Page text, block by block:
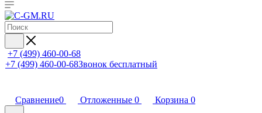
+7 (499) 460-00-68
+7 (499) 460-00-68Звонок бесплатный
Сравнение0 Отложенные 0 Корзина 0